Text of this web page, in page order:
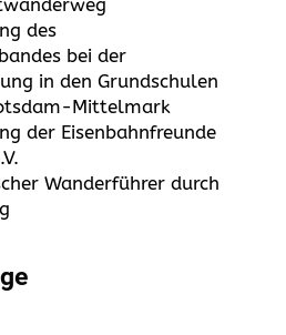
des
bei der
in den Grundschulen
Mittelmark
der Eisenbahnfreunde
Wanderführer durch